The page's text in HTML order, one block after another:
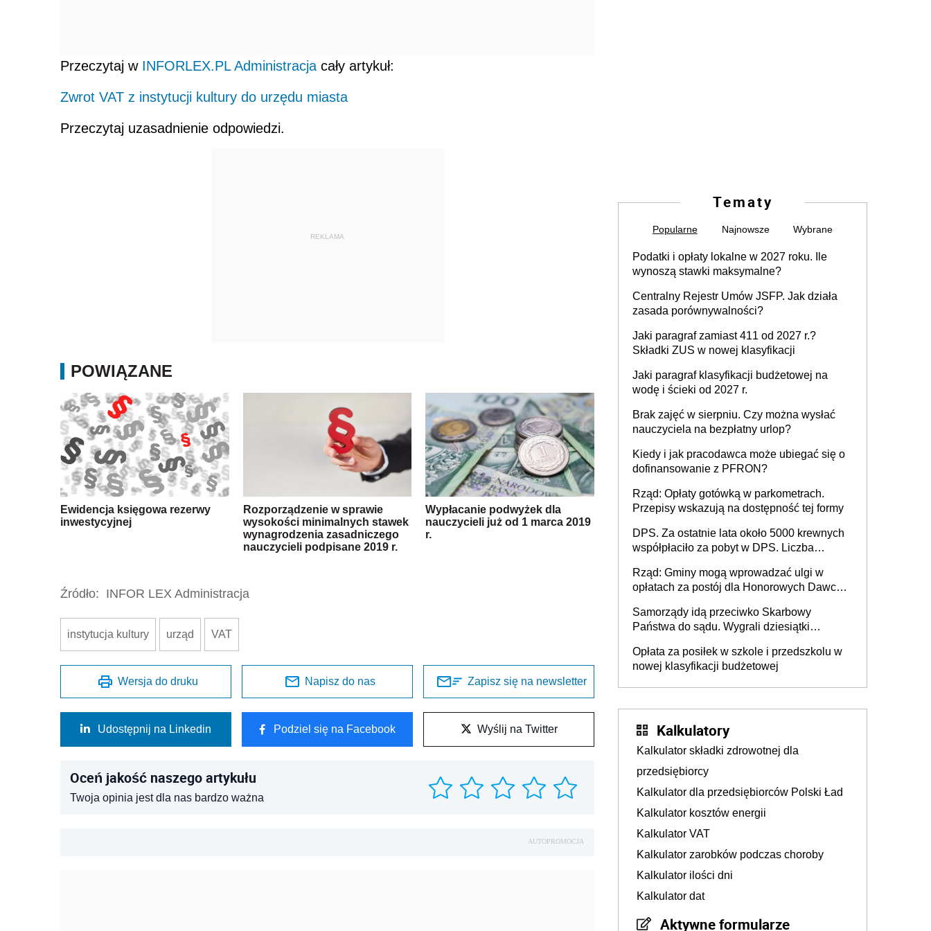
Przeczytaj w INFORLEX.PL Administracja cały artykuł:
Zwrot VAT z instytucji kultury do urzędu miasta
Przeczytaj uzasadnienie odpowiedzi.
REKLAMA
POWIĄZANE
Ewidencja księgowa rezerwy
inwestycyjnej
Rozporządzenie w sprawie
wysokości minimalnych stawek
wynagrodzenia zasadniczego
nauczycieli podpisane 2019 r.
Wypłacanie podwyżek dla
nauczycieli już od 1 marca 2019
r.
Źródło: INFOR LEX Administracja
instytucja kultury urząd VAT
Wersja do druku Napisz do nas Zapisz się na newsletter
Udostępnij na Linkedin Podziel się na Facebook Wyślij na Twitter
Oceń jakość naszego artykułu
Twoja opinia jest dla nas bardzo ważna
AUTOPROMOCJA
Tematy
Popularne Najnowsze Wybrane
Podatki i opłaty lokalne w 2027 roku. Ile
wynoszą stawki maksymalne?
Centralny Rejestr Umów JSFP. Jak działa
zasada porównywalności?
Jaki paragraf zamiast 411 od 2027 r.?
Składki ZUS w nowej klasyfikacji
Jaki paragraf klasyfikacji budżetowej na
wodę i ścieki od 2027 r.
Brak zajęć w sierpniu. Czy można wysłać
nauczyciela na bezpłatny urlop?
Kiedy i jak pracodawca może ubiegać się o
dofinansowanie z PFRON?
Rząd: Opłaty gotówką w parkometrach.
Przepisy wskazują na dostępność tej formy
DPS. Za ostatnie lata około 5000 krewnych
współpłaciło za pobyt w DPS. Liczba
Rząd: Gminy mogą wprowadzać ulgi w
opłatach za postój dla Honorowych Dawców
Samorządy idą przeciwko Skarbowy
Państwa do sądu. Wygrali dziesiątki
Opłata za posiłek w szkole i przedszkolu w
nowej klasyfikacji budżetowej
Kalkulatory
Kalkulator składki zdrowotnej dla
przedsiębiorcy
Kalkulator dla przedsiębiorców Polski Ład
Kalkulator kosztów energii
Kalkulator VAT
Kalkulator zarobków podczas choroby
Kalkulator ilości dni
Kalkulator dat
Aktywne formularze